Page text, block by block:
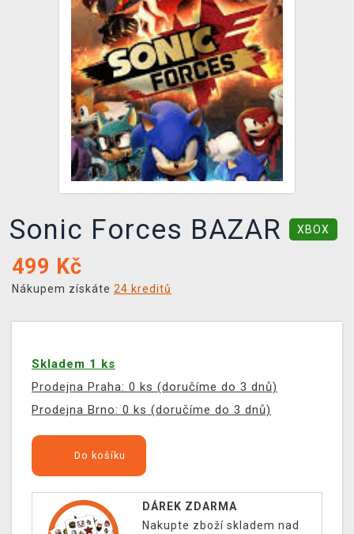
DOPRAVA
XZONE KLUB
TCG & BOARDGAME HUB
VÝKUP HER (BAZAR)
Sonic Forces BAZAR XBOX
499 Kč
Nákupem získáte 24 kreditů
Skladem 1 ks
Prodejna Praha: 0 ks (doručíme do 3 dnů)
Prodejna Brno: 0 ks (doručíme do 3 dnů)
Do košíku
DÁREK ZDARMA
Nakupte zboží skladem nad